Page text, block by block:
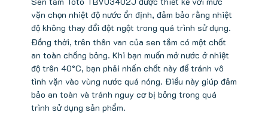
vặn chọn nhiệt độ nước ổn định, đảm bảo rằng nhiệt
độ không thay đổi đột ngột trong quá trình sử dụng.
Đồng thời, trên thân van của sen tắm có một chốt
an toàn chống bỏng. Khi bạn muốn mở nước ở nhiệt
độ trên 40°C, bạn phải nhấn chốt này để tránh vô
tình vặn vào vùng nước quá nóng. Điều này giúp đảm
bảo an toàn và tránh nguy cơ bị bỏng trong quá
trình sử dụng sản phẩm.